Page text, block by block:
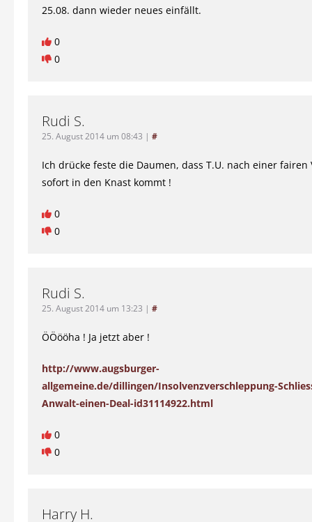
25.08. dann wieder neues einfällt.
0
0
Rudi S.
25. August 2014 um 08:43 | #
Ich drücke feste die Daumen, dass T.U. nach einer
sofort in den Knast kommt !
0
0
Rudi S.
25. August 2014 um 13:23 | #
ÖÖööha ! Ja jetzt aber !
http://www.augsburger-
allgemeine.de/dillingen/Insolvenzverschleppung-
Anwalt-einen-Deal-id31114922.html
0
0
Harry H.